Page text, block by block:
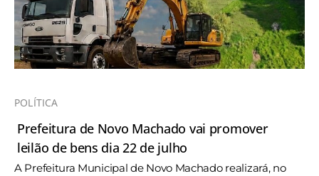
POLÍTICA
Prefeitura de Novo Machado vai promover
leilão de bens dia 22 de julho
A Prefeitura Municipal de Novo Machado realizará, no